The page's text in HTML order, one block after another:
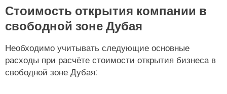
Стоимость открытия компании в
свободной зоне Дубая
Необходимо учитывать следующие основные
расходы при расчёте стоимости открытия бизнеса в
свободной зоне Дубая: